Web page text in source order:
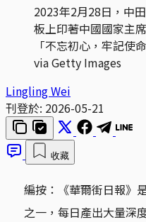
2023年2月28日，中
板上印著中國國家主
「不忘初心，牢記使
via Getty Images​
Lingling Wei
刊登於: 2026-05-21
收藏
編按：《華爾街日報》
之一，每日產出大量深